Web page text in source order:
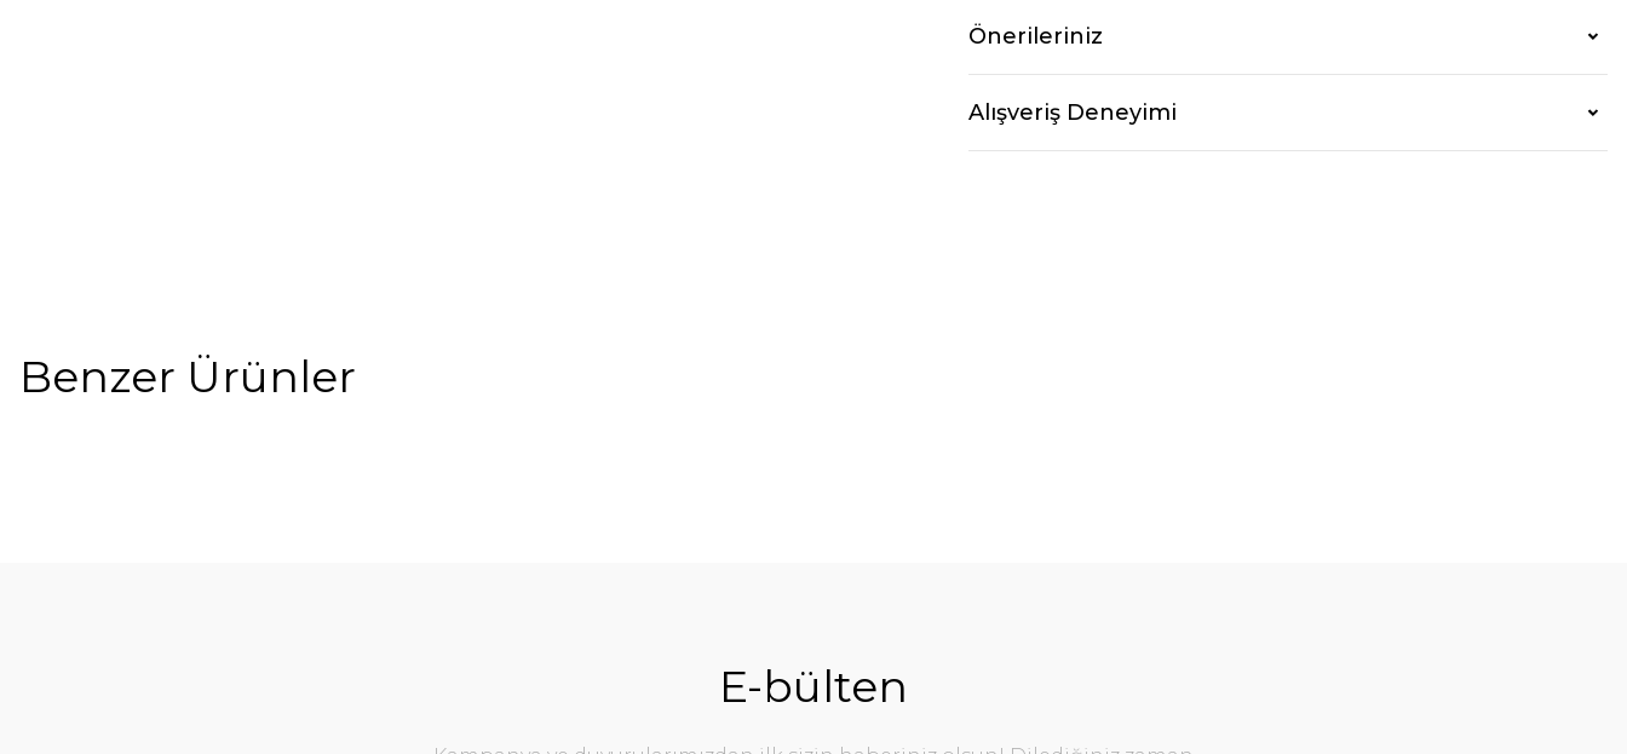
Önerileriniz
Alışveriş Deneyimi
Benzer Ürünler
E-bülten